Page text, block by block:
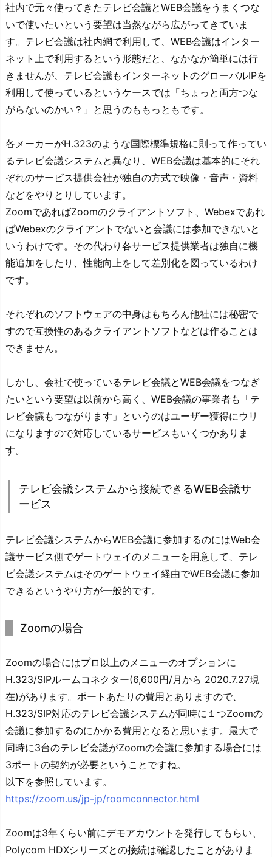
社内で元々使ってきたテレビ会議とWEB会議をうまくつな
いで使いたいという要望は当然ながら広がってきていま
す。テレビ会議は社内網で利用して、WEB会議はインター
ネット上で利用するという形態だと、なかなか簡単には行
きませんが、テレビ会議もインターネットのグローバルIPを
利用して使っているというケースでは「ちょっと両方つな
がらないのかい？」と思うのももっともです。
各メーカーがH.323のような国際標準規格に則って作ってい
るテレビ会議システムと異なり、WEB会議は基本的にそれ
ぞれのサービス提供会社が独自の方式で映像・音声・資料
などをやりとりしています。
ZoomであればZoomのクライアントソフト、Webexであれ
ばWebexのクライアントでないと会議には参加できないと
いうわけです。その代わり各サービス提供業者は独自に機
能追加をしたり、性能向上をして差別化を図っているわけ
です。
それぞれのソフトウェアの中身はもちろん他社には秘密で
すので互換性のあるクライアントソフトなどは作ることは
できません。
しかし、会社で使っているテレビ会議とWEB会議をつなぎ
たいという要望は以前から高く、WEB会議の事業者も「テ
レビ会議もつながります」というのはユーザー獲得にウリ
になりますので対応しているサービスもいくつかありま
す。
テレビ会議システムから接続できるWEB会議サ
ービス
テレビ会議システムからWEB会議に参加するのにはWeb会
議サービス側でゲートウェイのメニューを用意して、テレ
ビ会議システムはそのゲートウェイ経由でWEB会議に参加
できるというやり方が一般的です。
Zoomの場合
Zoomの場合にはプロ以上のメニューのオプションに
H.323/SIPルームコネクター(6,600円/月から 2020.7.27現
在)があります。ポートあたりの費用とありますので、
H.323/SIP対応のテレビ会議システムが同時に１つZoomの
会議に参加するのにかかる費用となると思います。最大で
同時に3台のテレビ会議がZoomの会議に参加する場合には
3ポートの契約が必要ということですね。
以下を参照しています。
https://zoom.us/jp-jp/roomconnector.html
Zoomは3年くらい前にデモアカウントを発行してもらい、
Polycom HDXシリーズとの接続は確認したことがありま